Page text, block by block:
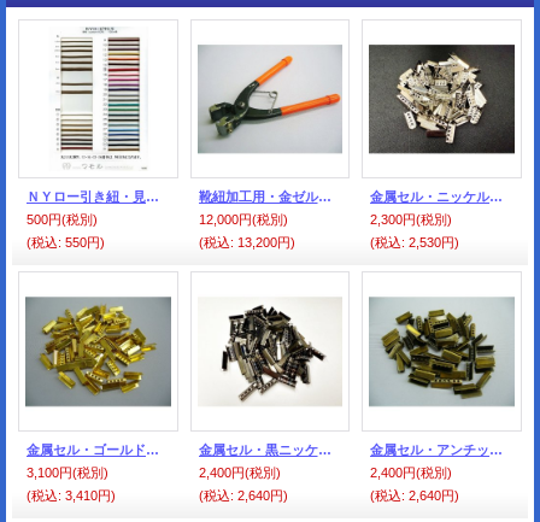
ＮＹロー引き紐・見本帳
500円(税別)
(税込: 550円)
靴紐加工用・金ゼル・ペンチ
12,000円(税別)
(税込: 13,200円)
金属セル・ニッケル色=シルバー色（100個入）
2,300円(税別)
(税込: 2,530円)
金属セル・ゴールド色（100個入）
3,100円(税別)
(税込: 3,410円)
金属セル・黒ニッケル色（100個入）
2,400円(税別)
(税込: 2,640円)
金属セル・アンチック色（100個入）
2,400円(税別)
(税込: 2,640円)